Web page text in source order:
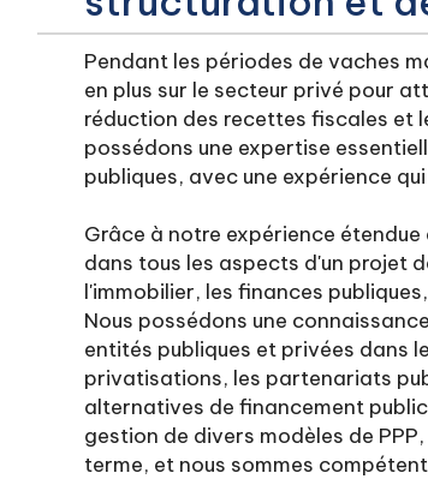
Pendant les périodes de vaches
en plus sur le secteur privé pour
réduction des recettes fiscales et
possédons une expertise
publiques, avec une expérience
Grâce à notre expérience
dans tous les aspects d'un projet
l'immobilier, les finances
Nous possédons une
entités publiques et privées dans
privatisations, les partenariats
alternatives de financement
gestion de divers modèles de
terme, et nous sommes